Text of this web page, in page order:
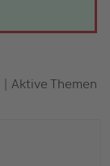
| Aktive Themen